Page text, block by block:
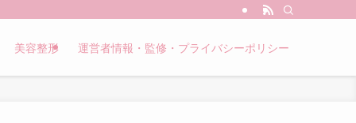
美容整形 運営者情報・監修・プライバシーポリシー